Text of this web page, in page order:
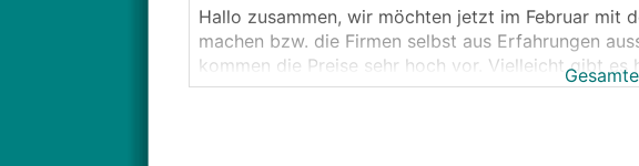
Hallo zusammen, wir möchten jetzt im Februar mit
machen bzw. die Firmen selbst aus Erfahrungen
kommen die Preise sehr hoch vor. Vielleicht gibt es
bekommen haben. Wir brauchen 38er, 25er und